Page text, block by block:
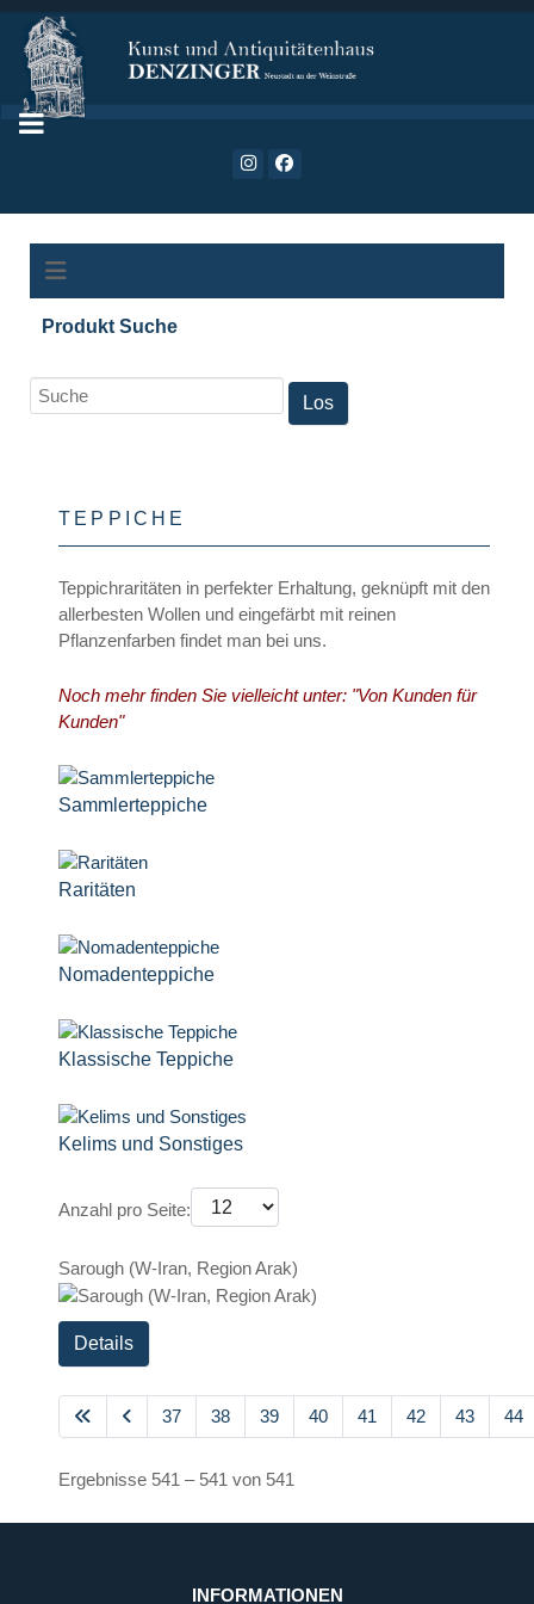
Produkt Suche
TEPPICHE
Teppichraritäten in perfekter Erhaltung, geknüpft mit den
allerbesten Wollen und eingefärbt mit reinen
Pflanzenfarben findet man bei uns.
Noch mehr finden Sie vielleicht unter: "Von Kunden für
Kunden"
Sammlerteppiche
Raritäten
Nomadenteppiche
Klassische Teppiche
Kelims und Sonstiges
Anzahl pro Seite:
Sarough (W-Iran, Region Arak)
Details
37 38 39 40 41 42 43 44
Ergebnisse 541 – 541 von 541
INFORMATIONEN